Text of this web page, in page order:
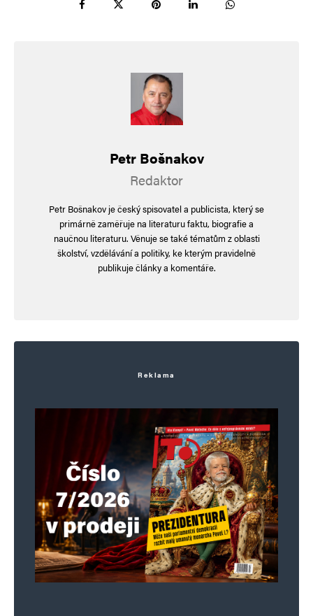
Alternative:
Petr Bošnakov
Redaktor
Petr Bošnakov je český spisovatel a publicista, který se
primárně zaměřuje na literaturu faktu, biografie a
naučnou literaturu. Věnuje se také tématům z oblasti
školství, vzdělávání a politiky, ke kterým pravidelně
publikuje články a komentáře.
Reklama